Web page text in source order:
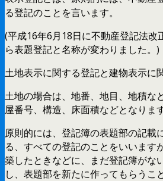
る登記のことを言います。
(平成16年6月18日に不動産登記法改
ら表題登記と名称が変わりました。)
土地表示に関する登記と建物表示に
土地の場合は、地番、地目、地積な
屋番号、構造、床面積などとなります
原則的には、登記簿の表題部の記載
る、すべての登記のことをいいます
築したときなどに、まだ登記簿がな
し、表題部を新たに作ってもらうこ